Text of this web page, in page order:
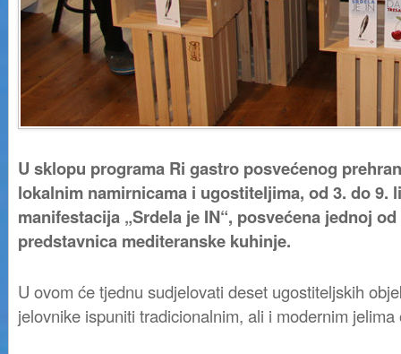
U sklopu programa Ri gastro posvećenog
lokalnim namirnicama i ugostiteljima, od 3. do 9.
manifestacija „Srdela je IN“, posvećena jednoj
predstavnica mediteranske kuhinje.
U ovom će tjednu sudjelovati deset ugostiteljskih
jelovnike ispuniti tradicionalnim, ali i modernim jelima